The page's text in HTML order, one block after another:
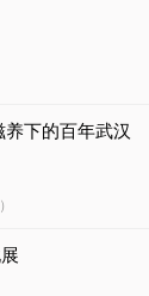
养下的百年武汉